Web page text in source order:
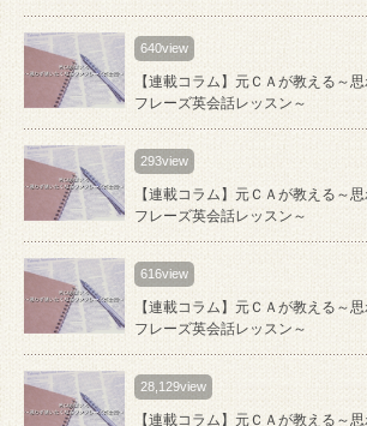
640view
【連載コラム】元ＣＡが教える～
フレーズ英会話レッスン～
293view
【連載コラム】元ＣＡが教える～
フレーズ英会話レッスン～
616view
【連載コラム】元ＣＡが教える～
フレーズ英会話レッスン～
28,129view
【連載コラム】元ＣＡが教える～